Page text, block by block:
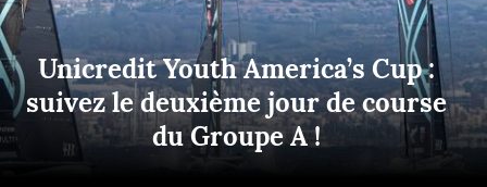
Unicredit Youth America’s Cup :
suivez le deuxième jour de course
du Groupe A !